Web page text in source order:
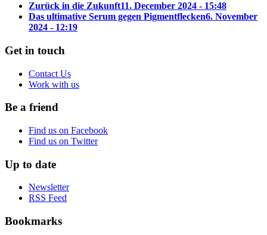
Zurück in die Zukunft11. December 2024 - 15:48
Das ultimative Serum gegen Pigmentflecken6. November
2024 - 12:19
Get in touch
Contact Us
Work with us
Be a friend
Find us on Facebook
Find us on Twitter
Up to date
Newsletter
RSS Feed
Bookmarks